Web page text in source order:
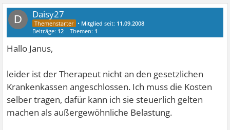
D Daisy27
• Mitglied seit: 11.09.2008
Beiträge: 12 Themen: 1
Hallo Janus,
leider ist der Therapeut nicht an den gesetzlichen
Krankenkassen angeschlossen. Ich muss die Kosten
selber tragen, dafür kann ich sie steuerlich gelten
machen als außergewöhnliche Belastung.